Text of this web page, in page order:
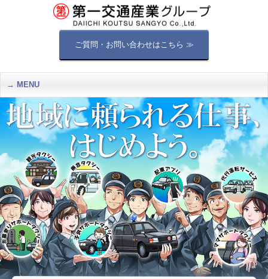
ご質問・お問い合わせはこちら ≫
MENU